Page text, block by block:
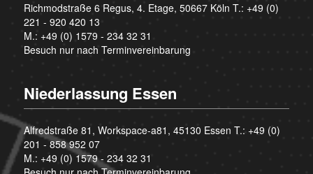
Richmodstraße 6 Regus, 4. Etage, 50667 Köln T.: +49 (0)
221 - 920 420 13
M.: +49 (0) 1579 - 234 32 31
Besuch nur nach Terminvereinbarung
Niederlassung Essen
Alfredstraße 81, Workspace-a81, 45130 Essen T.: +49 (0)
201 - 858 952 07
M.: +49 (0) 1579 - 234 32 31